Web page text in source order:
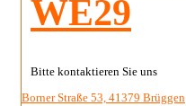
WE29
Bitte kontaktieren Sie uns
Borner Straße 53, 41379 Brüggen